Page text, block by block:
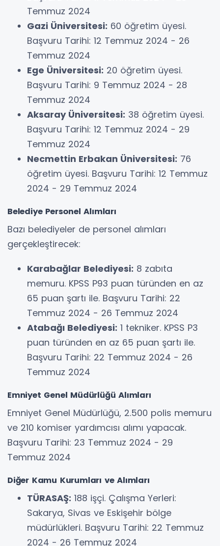
Temmuz 2024
Gazi Üniversitesi: 60 öğretim üyesi.
Başvuru Tarihi: 12 Temmuz 2024 - 26
Temmuz 2024
Ege Üniversitesi: 20 öğretim üyesi.
Başvuru Tarihi: 9 Temmuz 2024 - 28
Temmuz 2024
Aksaray Üniversitesi: 38 öğretim üyesi.
Başvuru Tarihi: 12 Temmuz 2024 - 29
Temmuz 2024
Necmettin Erbakan Üniversitesi: 76
öğretim üyesi. Başvuru Tarihi: 12 Temmuz
2024 - 29 Temmuz 2024
Belediye Personel Alımları
Bazı belediyeler de personel alımları
gerçekleştirecek:
Karabağlar Belediyesi: 8 zabıta
memuru. KPSS P93 puan türünden en az
65 puan şartı ile. Başvuru Tarihi: 22
Temmuz 2024 - 26 Temmuz 2024
Atabağı Belediyesi: 1 tekniker. KPSS P3
puan türünden en az 65 puan şartı ile.
Başvuru Tarihi: 22 Temmuz 2024 - 26
Temmuz 2024
Emniyet Genel Müdürlüğü Alımları
Emniyet Genel Müdürlüğü, 2.500 polis memuru
ve 210 komiser yardımcısı alımı yapacak.
Başvuru Tarihi: 23 Temmuz 2024 - 29
Temmuz 2024
Diğer Kamu Kurumları ve Alımları
TÜRASAŞ: 188 işçi. Çalışma Yerleri:
Sakarya, Sivas ve Eskişehir bölge
müdürlükleri. Başvuru Tarihi: 22 Temmuz
2024 - 26 Temmuz 2024